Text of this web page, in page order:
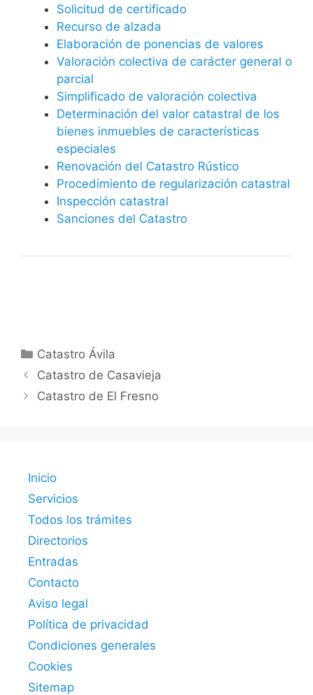
Solicitud de certificado
Recurso de alzada
Elaboración de ponencias de valores
Valoración colectiva de carácter general o
parcial
Simplificado de valoración colectiva
Determinación del valor catastral de los
bienes inmuebles de características
especiales
Renovación del Catastro Rústico
Procedimiento de regularización catastral
Inspección catastral
Sanciones del Catastro
Categorías
Catastro Ávila
Catastro de Casavieja
Catastro de El Fresno
Inicio
Servicios
Todos los trámites
Directorios
Entradas
Contacto
Aviso legal
Política de privacidad
Condiciones generales
Cookies
Sitemap